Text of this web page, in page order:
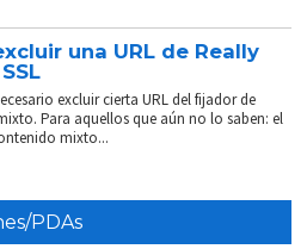
una URL de Really
excluir cierta URL del fijador de
Para aquellos que aún no lo saben: el
mixto...
PDAs